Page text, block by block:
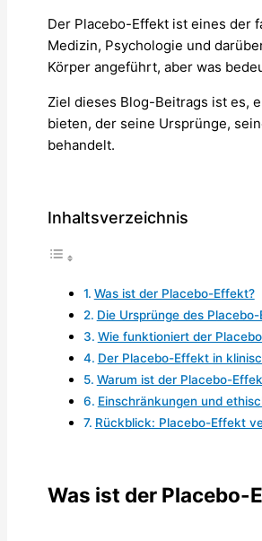
Der Placebo-Effekt ist eines der
Medizin, Psychologie und
Körper angeführt, aber was
Ziel dieses Blog-Beitrags ist es,
bieten, der seine Ursprünge,
behandelt.
Inhaltsverzeichnis
Was ist der Placebo-Effekt?
Die Ursprünge des
Wie funktioniert der
Der Placebo-Effekt in
Warum ist der Placebo-
Einschränkungen und
Rückblick: Placebo-Effekt
Was ist der Placebo-